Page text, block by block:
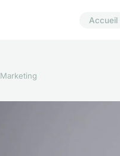
Accueil
Marketing